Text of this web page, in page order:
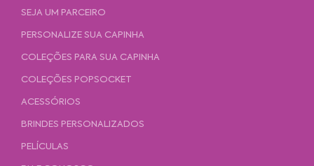
SEJA UM PARCEIRO
PERSONALIZE SUA CAPINHA
COLEÇÕES PARA SUA CAPINHA
COLEÇÕES POPSOCKET
ACESSÓRIOS
BRINDES PERSONALIZADOS
PELÍCULAS